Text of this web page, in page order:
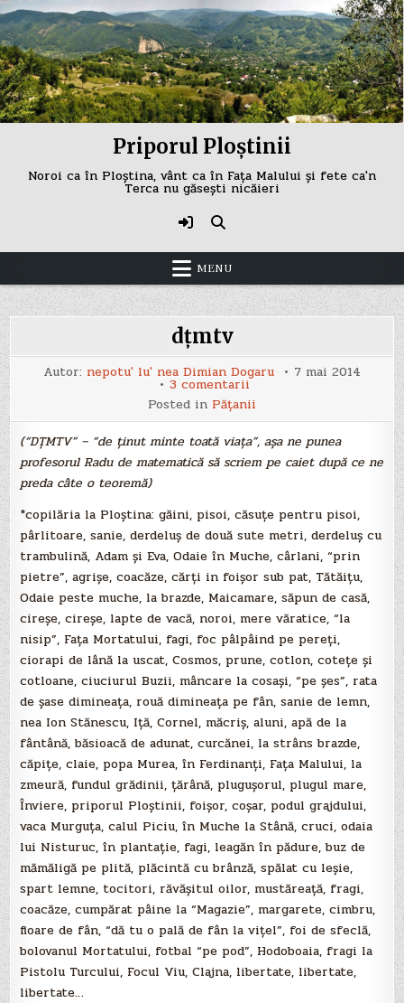
Skip
to
content
Priporul Ploștinii
Noroi ca în Ploștina, vânt ca în Fața Malului și fete ca'n
Terca nu găsești nicăieri
MENU
dțmtv
Autor: nepotu' lu' nea Dimian Dogaru 7 mai 2014
3 comentariila
dțmtv
Posted in Păţanii
(“DŢMTV” – “de ţinut minte toată viaţa”, aşa ne punea
profesorul Radu de matematică să scriem pe caiet după ce ne
preda câte o teoremă)
*copilăria la Ploştina: găini, pisoi, căsuţe pentru pisoi,
pârlitoare, sanie, derdeluş de două sute metri, derdeluş cu
trambulină, Adam şi Eva, Odaie în Muche, cârlani, “prin
pietre”, agrişe, coacăze, cărţi in foişor sub pat, Tătăiţu,
Odaie peste muche, la brazde, Maicamare, săpun de casă,
cireşe, cireşe, lapte de vacă, noroi, mere văratice, “la
nisip”, Faţa Mortatului, fagi, foc pâlpâind pe pereţi,
ciorapi de lână la uscat, Cosmos, prune, cotlon, coteţe şi
cotloane, ciuciurul Buzii, mâncare la cosaşi, “pe şes”, rata
de şase dimineaţa, rouă dimineaţa pe fân, sanie de lemn,
nea Ion Stănescu, Iţă, Cornel, măcriş, aluni, apă de la
fântână, băsioacă de adunat, curcănei, la strâns brazde,
căpiţe, claie, popa Murea, în Ferdinanţi, Faţa Malului, la
zmeură, fundul grădinii, ţărână, pluguşorul, plugul mare,
Înviere, priporul Ploştinii, foişor, coşar, podul grajdului,
vaca Murguţa, calul Piciu, în Muche la Stână, cruci, odaia
lui Nisturuc, în plantaţie, fagi, leagăn în pădure, buz de
mămăligă pe plită, plăcintă cu brânză, spălat cu leşie,
spart lemne, tocitori, răvăşitul oilor, mustăreaţă, fragi,
coacăze, cumpărat pâine la “Magazie”, margarete, cimbru,
floare de fân, “dă tu o pală de fân la viţel”, foi de sfeclă,
bolovanul Mortatului, fotbal “pe pod”, Hodoboaia, fragi la
Pistolu Turcului, Focul Viu, Clajna, libertate, libertate,
libertate…